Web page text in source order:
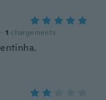
· 1 chargements